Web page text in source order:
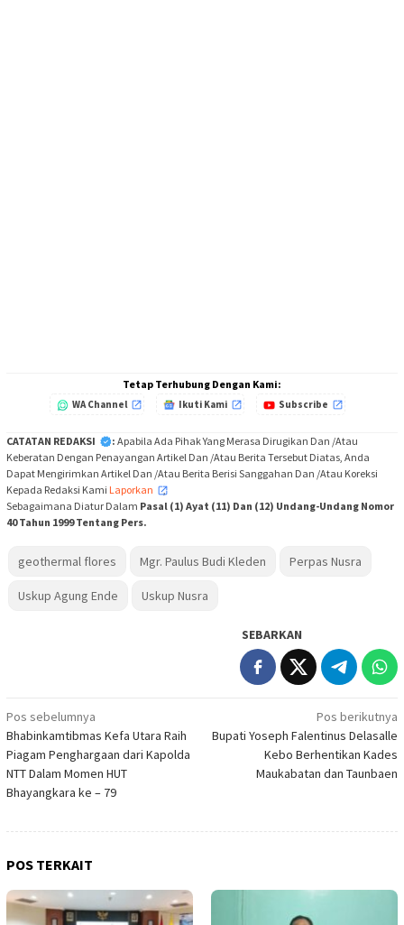
Tetap Terhubung Dengan Kami:
WA Channel Ikuti Kami Subscribe
CATATAN REDAKSI : Apabila Ada Pihak Yang Merasa Dirugikan Dan /Atau
Keberatan Dengan Penayangan Artikel Dan /Atau Berita Tersebut Diatas, Anda
Dapat Mengirimkan Artikel Dan /Atau Berita Berisi Sanggahan Dan /Atau Koreksi
Kepada Redaksi Kami Laporkan
,
Sebagaimana Diatur Dalam Pasal (1) Ayat (11) Dan (12) Undang-Undang Nomor
40 Tahun 1999 Tentang Pers.
geothermal flores Mgr. Paulus Budi Kleden Perpas Nusra
Uskup Agung Ende Uskup Nusra
SEBARKAN
Navigasi
pos
Pos sebelumnya
Bhabinkamtibmas Kefa Utara Raih
Piagam Penghargaan dari Kapolda
NTT Dalam Momen HUT
Bhayangkara ke – 79
Pos berikutnya
Bupati Yoseph Falentinus Delasalle
Kebo Berhentikan Kades
Maukabatan dan Taunbaen
POS TERKAIT